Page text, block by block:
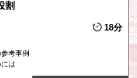
割
18分
考事例
は